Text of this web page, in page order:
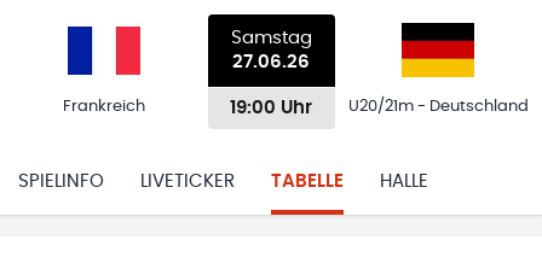
Frankreich
Samstag
27.06.26
19:00 Uhr U20/21m - Deutschland
SPIELINFO LIVETICKER TABELLE HALLE